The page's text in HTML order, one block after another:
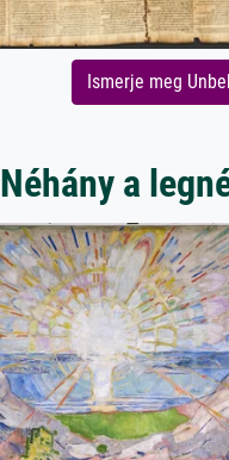
Ismerje meg
Néhány a